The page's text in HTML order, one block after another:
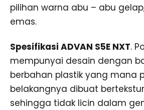
pilihan warna abu – abu
emas.
Spesifikasi ADVAN S5E NXT.
mempunyai desain dengan
berbahan plastik yang mana
belakangnya dibuat
sehingga tidak licin dalam